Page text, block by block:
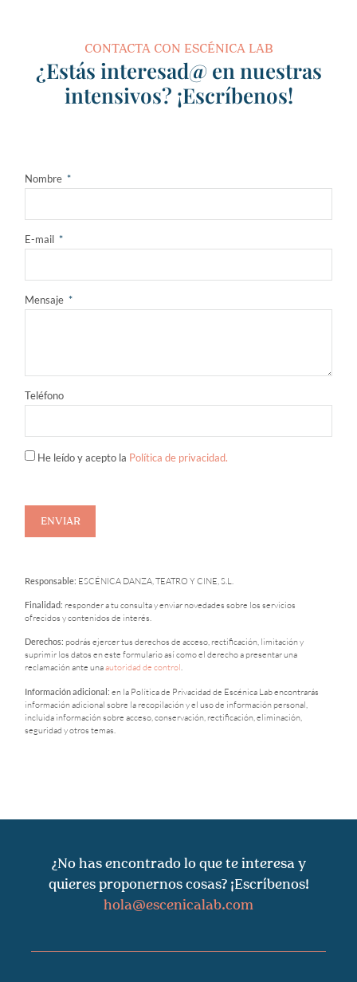
CONTACTA CON ESCÉNICA LAB
¿Estás interesad@ en nuestras
intensivos? ¡Escríbenos!
Nombre
E-mail
Mensaje
Teléfono
He leído y acepto la Política de privacidad.
ENVIAR
Responsable: ESCÉNICA DANZA, TEATRO Y CINE, S.L.
Finalidad: responder a tu consulta y enviar novedades sobre los servicios
ofrecidos y contenidos de interés.
Derechos: podrás ejercer tus derechos de acceso, rectificación, limitación y
suprimir los datos en este formulario así como el derecho a presentar una
reclamación ante unaautoridad de control.
Información adicional: en la Política de Privacidad de Escénica Lab encontrarás
información adicional sobre la recopilación y el uso de información personal,
incluida información sobre acceso, conservación, rectificación, eliminación,
seguridad y otros temas.
¿No has encontrado lo que te interesa y
quieres proponernos cosas? ¡Escríbenos!
hola@escenicalab.com